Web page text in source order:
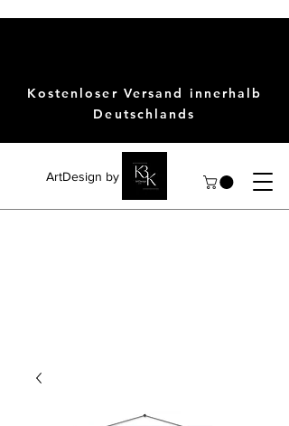
ArtDesign by KBK
Kostenloser Versand innerhalb
Deutschlands